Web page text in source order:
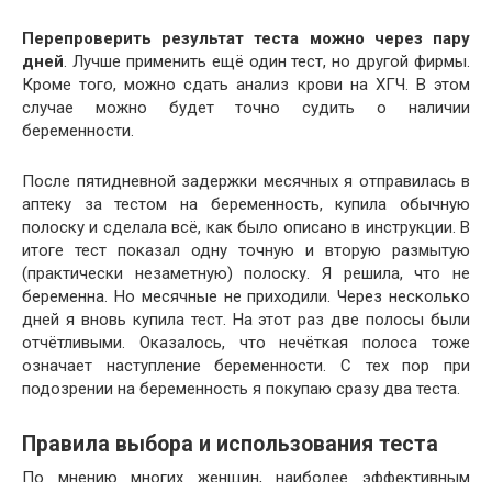
Перепроверить результат теста можно через пару
дней. Лучше применить ещё один тест, но другой фирмы.
Кроме того, можно сдать анализ крови на ХГЧ. В этом
случае можно будет точно судить о наличии
беременности.
После пятидневной задержки месячных я отправилась в
аптеку за тестом на беременность, купила обычную
полоску и сделала всё, как было описано в инструкции. В
итоге тест показал одну точную и вторую размытую
(практически незаметную) полоску. Я решила, что не
беременна. Но месячные не приходили. Через несколько
дней я вновь купила тест. На этот раз две полосы были
отчётливыми. Оказалось, что нечёткая полоса тоже
означает наступление беременности. С тех пор при
подозрении на беременность я покупаю сразу два теста.
Правила выбора и использования теста
По мнению многих женщин, наиболее эффективным